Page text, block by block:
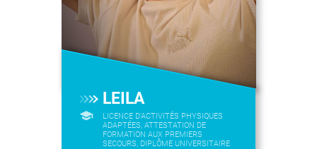
LEILA
LICENCE D’ACTIVITÉS PHYSIQUES
ADAPTÉES, ATTESTATION DE
FORMATION AUX PREMIERS
SECOURS, DIPLÔME UNIVERSITAIRE